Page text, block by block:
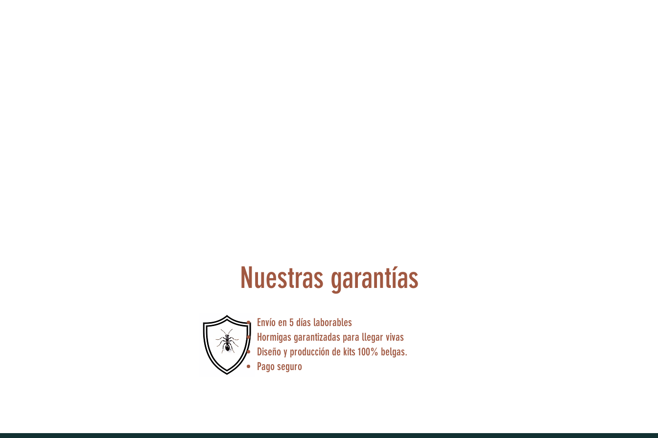
Nuestras garantías
Envío en 5 días laborables
Hormigas garantizadas para llegar vivas
Diseño y producción de kits 100% belgas.
Pago seguro